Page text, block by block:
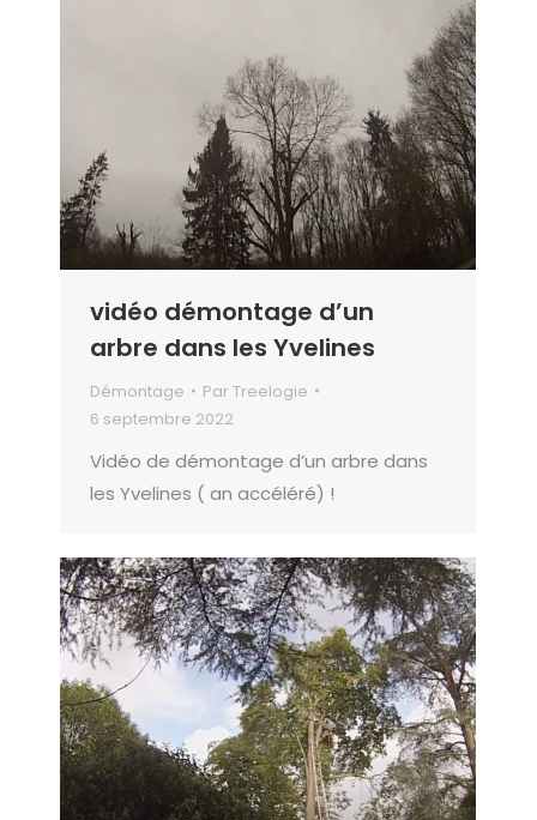
vidéo démontage d’un
arbre dans les Yvelines
Démontage Par Treelogie
6 septembre 2022
Vidéo de démontage d’un arbre dans
les Yvelines ( an accéléré) !